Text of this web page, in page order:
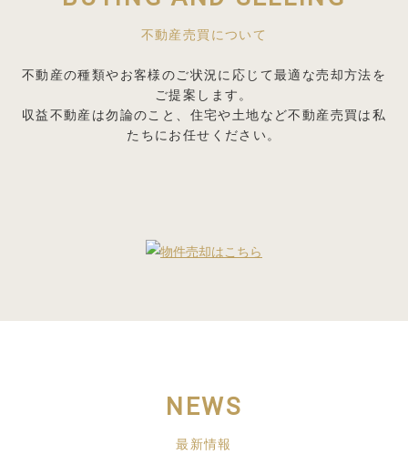
不動産売買について
不動産の種類やお客様のご状況に応じて最適な売却方法を
ご提案します。
収益不動産は勿論のこと、住宅や土地など不動産売買は私
たちにお任せください。
NEWS
最新情報